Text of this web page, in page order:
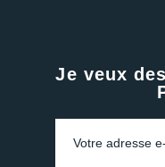
Je veux